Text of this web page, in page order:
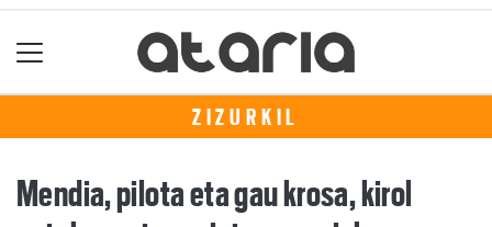
ZIZURKIL
Mendia, pilota eta gau krosa, kirol